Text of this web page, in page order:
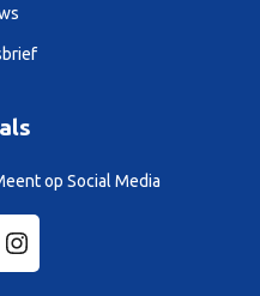
op Social Media